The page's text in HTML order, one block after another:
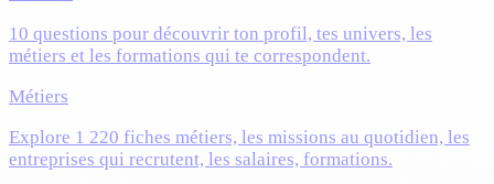
10 questions pour découvrir ton profil, tes univers, les
métiers et les formations qui te correspondent.
Métiers
Explore 1 220 fiches métiers, les missions au quotidien, les
entreprises qui recrutent, les salaires, formations.